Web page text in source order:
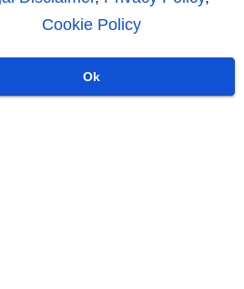
Cookie Policy
Ok